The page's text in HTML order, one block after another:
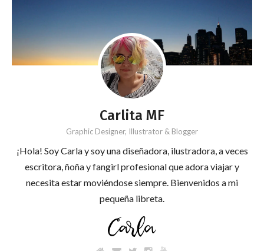
Carlita MF
Graphic Designer, Illustrator & Blogger
¡Hola! Soy Carla y soy una diseñadora, ilustradora, a veces
escritora, ñoña y fangirl profesional que adora viajar y
necesita estar moviéndose siempre. Bienvenidos a mi
pequeña libreta.